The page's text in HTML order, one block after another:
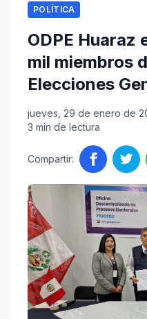
POLÍTICA
ODPE Huaraz
mil miembros
Elecciones
jueves, 29 de enero de
3 min de lectura
Compartir: